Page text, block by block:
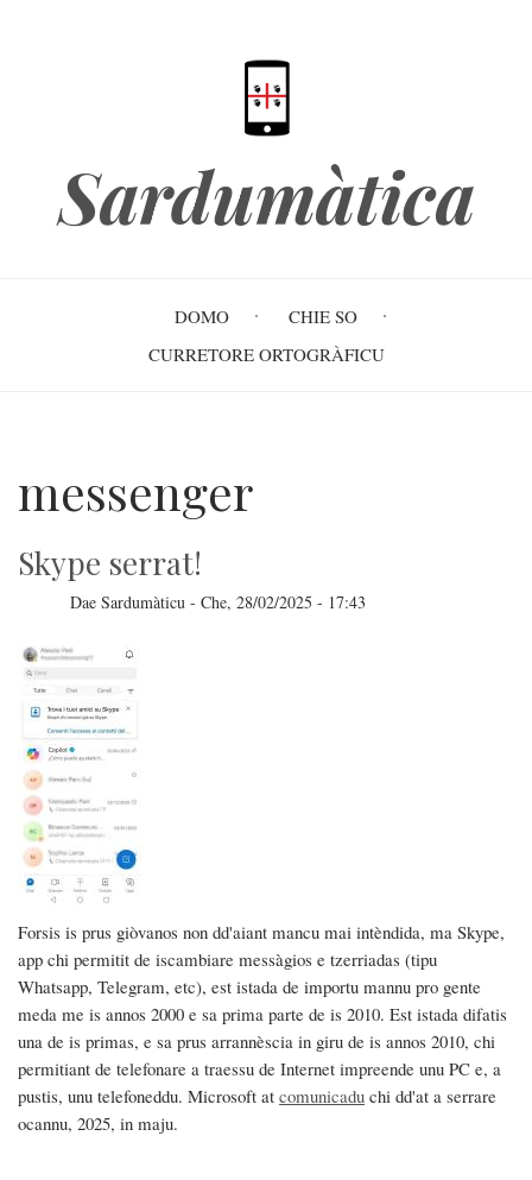
Sardumàtica
navigation
DOMO
CHIE SO
CURRETORE ORTOGRÀFICU
messenger
Skype serrat!
Dae Sardumàticu - Che, 28/02/2025 - 17:43
Forsis is prus giòvanos non dd'aiant mancu mai intèndida, ma Skype,
app chi permitit de iscambiare messàgios e tzerriadas (tipu
Whatsapp, Telegram, etc), est istada de importu mannu pro gente
meda me is annos 2000 e sa prima parte de is 2010. Est istada difatis
una de is primas, e sa prus arrannèscia in giru de is annos 2010, chi
permitiant de telefonare a traessu de Internet impreende unu PC e, a
pustis, unu telefoneddu. Microsoft at comunicadu chi dd'at a serrare
ocannu, 2025, in maju.